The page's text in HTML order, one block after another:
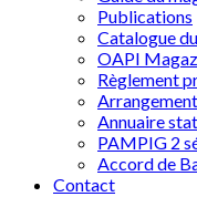
Publications
Catalogue
OAPI
Règlement
Annuaire
PAMPIG 2
Accord de
Contact